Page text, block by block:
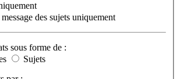
des sujets uniquement
sous forme de :
Sujets